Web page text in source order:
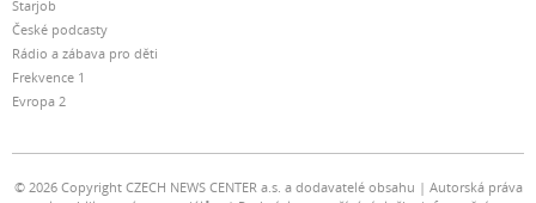
Starjob
České podcasty
Rádio a zábava pro děti
Frekvence 1
Evropa 2
© 2026 Copyright CZECH NEWS CENTER a.s. a dodavatelé obsahu
Autorská práva